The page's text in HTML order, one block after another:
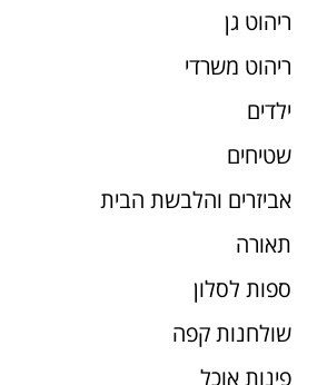
ריהוט גן
ריהוט משרדי
ילדים
שטיחים
אביזרים והלבשת הבית
תאורה
ספות לסלון
שולחנות קפה
פינות אוכל